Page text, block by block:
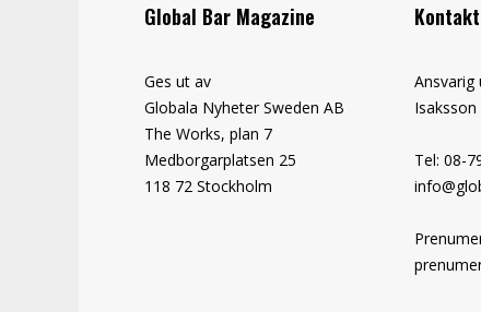
Global Bar Magazine
Ges ut av
Globala Nyheter Sweden AB
The Works, plan 7
Medborgarplatsen 25
118 72 Stockholm
Kontakt
Ansvarig
Isaksson
Tel: 08-